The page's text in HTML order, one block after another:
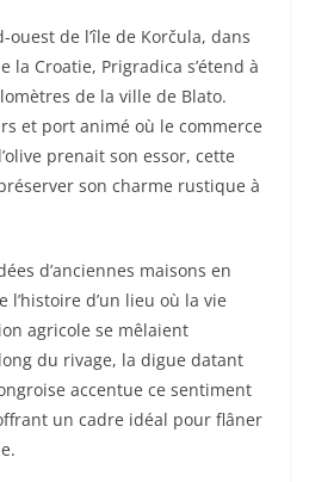
ouest de l’île de Korčula, dans
la Croatie, Prigradica s’étend à
de la ville de Blato.
et port animé où le commerce
prenait son essor, cette
son charme rustique à
d’anciennes maisons en
d’un lieu où la vie
agricole se mêlaient
du rivage, la digue datant
accentue ce sentiment
un cadre idéal pour flâner